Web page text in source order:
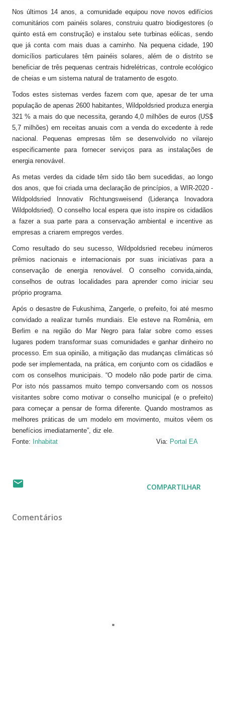
Nos últimos 14 anos, a comunidade equipou nove novos edifícios
comunitários com painéis solares, construiu quatro biodigestores (o
quinto está em construção) e instalou sete turbinas eólicas, sendo
que já conta com mais duas a caminho. Na pequena cidade, 190
domicílios particulares têm painéis solares, além de o distrito se
beneficiar de três pequenas centrais hidrelétricas, controle ecológico
de cheias e um sistema natural de tratamento de esgoto.
Todos estes sistemas verdes fazem com que, apesar de ter uma
população de apenas 2600 habitantes, Wildpoldsried produza energia
321 % a mais do que necessita, gerando 4,0 milhões de euros (US$
5,7 milhões) em receitas anuais com a venda do excedente à rede
nacional. Pequenas empresas têm se desenvolvido no vilarejo
especificamente para fornecer serviços para as instalações de
energia renovável.
As metas verdes da cidade têm sido tão bem sucedidas, ao longo
dos anos, que foi criada uma declaração de princípios, a WIR-2020 -
Wildpoldsried Innovativ Richtungsweisend (Liderança Inovadora
Wildpoldsried). O conselho local espera que isto inspire os cidadãos
a fazer a sua parte para a conservação ambiental e incentive as
empresas a criarem empregos verdes.
Como resultado do seu sucesso, Wildpoldsried recebeu inúmeros
prêmios nacionais e internacionais por suas iniciativas para a
conservação de energia renovável. O conselho convida,ainda,
conselhos de outras localidades para aprender como iniciar seu
próprio programa.
Após o desastre de Fukushima, Zangerle, o prefeito, foi até mesmo
convidado a realizar turnês mundiais. Ele esteve na Romênia, em
Berlim e na região do Mar Negro para falar sobre como esses
lugares podem transformar suas comunidades e ganhar dinheiro no
processo. Em sua opinião, a mitigação das mudanças climáticas só
pode ser implementada, na prática, em conjunto com os cidadãos e
com os conselhos municipais. “O modelo não pode partir de cima.
Por isto nós passamos muito tempo conversando com os nossos
visitantes sobre como motivar o conselho municipal (e o prefeito)
para começar a pensar de forma diferente. Quando mostramos as
melhores práticas de um modelo em movimento, muitos vêem os
benefícios imediatamente”, diz ele.
Fonte: Inhabitat Via: Portal EA
COMPARTILHAR
Comentários